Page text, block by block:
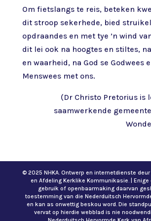
Om fietslangs te reis, beteken
dit stroop sekerhede, bied
opdraandes en met tye ’n wind
dit lei ook na hoogtes en stiltes,
en waarheid, na God se Godwees
Menswees met ons.
(Dr Christo Pretorius is
saamwerkende
© 2025 NHKA. Ontwerp en internetdienste deur
en Afdeling Kerklike Kommunikasie. |
gebruik of openbaarmaking daarvan
toestemming van die Nederduitsch
en kan as onwettig beskou word. Die
vervat op hierdie webblad is nie